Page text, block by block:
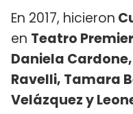
En 2017, hicieron
en Teatro
Daniela
Ravelli, Tamara
Velázquez y